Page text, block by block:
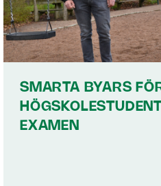
SMARTA BYARS
EXAMEN